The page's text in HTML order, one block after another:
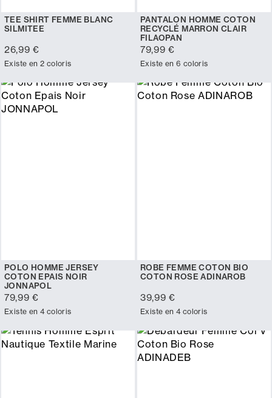
TEE SHIRT FEMME BLANC
SILMITEE
26,99 €
Existe en 2 coloris
PANTALON HOMME COTON
RECYCLÉ MARRON CLAIR
FILAOPAN
79,99 €
Existe en 6 coloris
POLO HOMME JERSEY
COTON EPAIS NOIR
JONNAPOL
79,99 €
Existe en 4 coloris
ROBE FEMME COTON BIO
COTON ROSE ADINAROB
39,99 €
Existe en 4 coloris